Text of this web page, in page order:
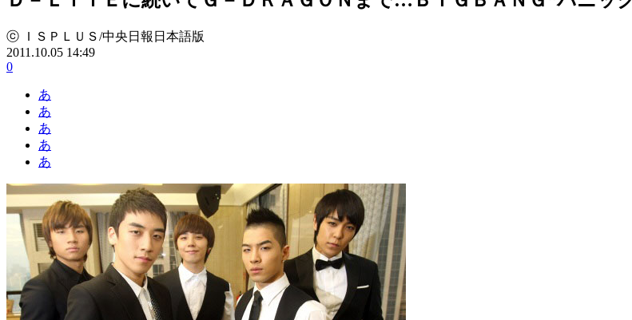
ⓒ ＩＳＰＬＵＳ/中央日報日本語版
2011.10.05 14:49
0
あ
あ
あ
あ
あ